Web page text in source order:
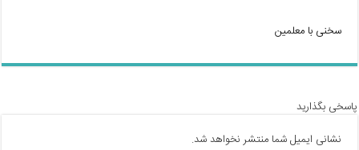
سخنی با معلمین
پاسخی بگذارید
نشانی ایمیل شما منتشر نخواهد شد.